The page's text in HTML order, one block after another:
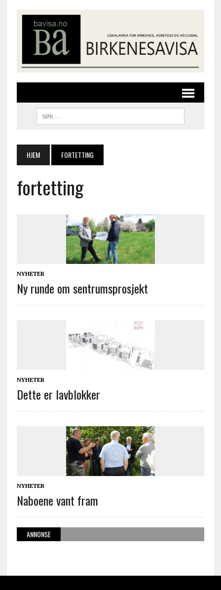
HJEM FORTETTING
fortetting
NYHETER
Ny runde om sentrumsprosjekt
NYHETER
Dette er lavblokker
NYHETER
Naboene vant fram
ANNONSE